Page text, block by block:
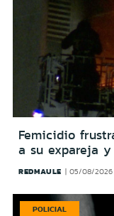
Femicidio
a su expareja
REDMAULE 05/08/2026
POLICIAL